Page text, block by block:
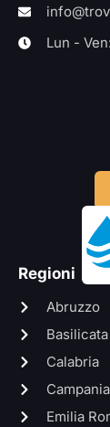
Lun -
Regioni
Abruzzo
Basilicata
Calabria
Campania
Emilia